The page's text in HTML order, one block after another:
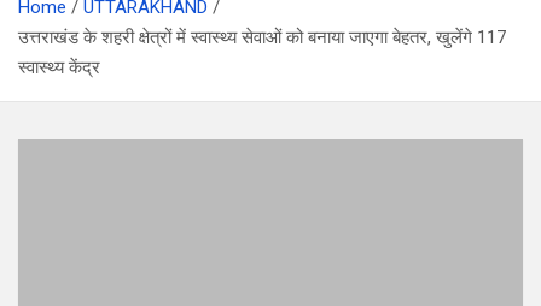
Home
UTTARAKHAND
उत्तराखंड के शहरी क्षेत्रों में स्वास्थ्य सेवाओं को बनाया जाएगा बेहतर, खुलेंगे 117
स्वास्थ्य केंद्र